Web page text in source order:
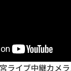
宮ライブ中継カメ